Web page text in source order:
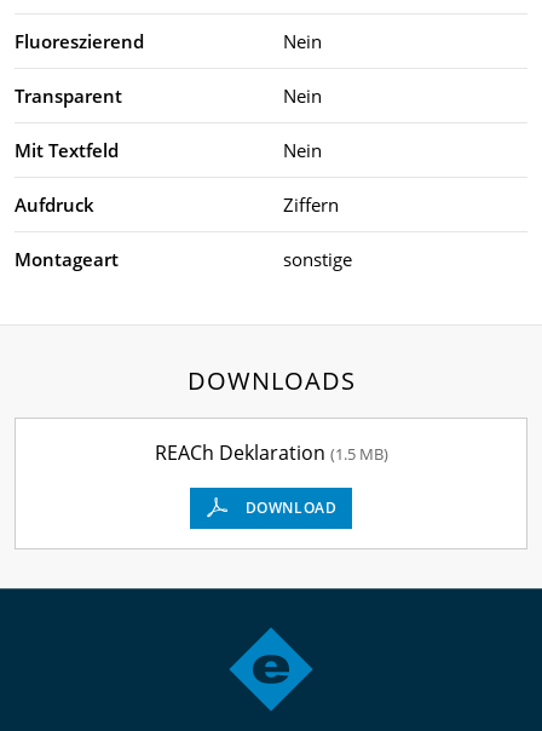
Fluoreszierend Nein
Transparent Nein
Mit Textfeld Nein
Aufdruck Ziffern
Montageart sonstige
DOWNLOADS
REACh Deklaration (1.5 MB)
DOWNLOAD